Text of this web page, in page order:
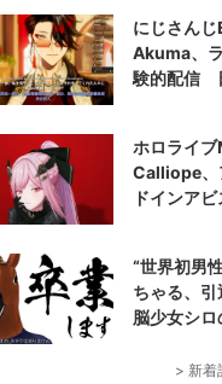
にじさん
Akuma、
験的配信
ホロライ
Calliope、
ドインア
“世界初男
ちゃる、
脳少女シロ
> 新着